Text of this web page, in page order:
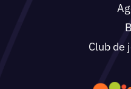
Club de